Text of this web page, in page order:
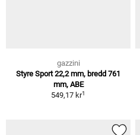
gazzini
Styre Sport 22,2 mm, bredd 761
mm, ABE
549,17 kr1